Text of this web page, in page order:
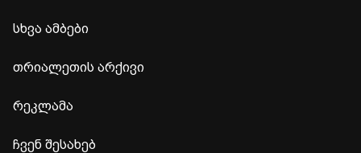
სხვა ამბები
თრიალეთის არქივი
რეკლამა
ჩვენ შესახებ